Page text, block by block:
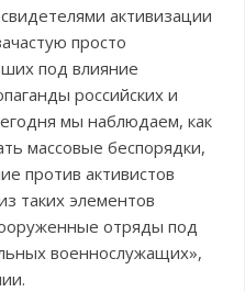
активизации
просто
под влияние
российских и
мы наблюдаем, как
массовые беспорядки,
против активистов
таких элементов
отряды под
военнослужащих»,